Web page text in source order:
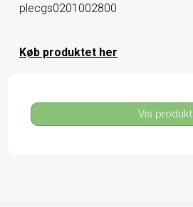
plecgs0201002800
Køb produktet her
Vis produkt